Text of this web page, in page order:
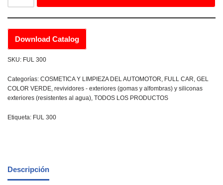
Download Catalog
SKU: FUL 300
Categorías: COSMETICA Y LIMPIEZA DEL AUTOMOTOR, FULL CAR, GEL
COLOR VERDE, revividores - exteriores (gomas y alfombras) y siliconas
exteriores (resistentes al agua), TODOS LOS PRODUCTOS
Etiqueta: FUL 300
Descripción